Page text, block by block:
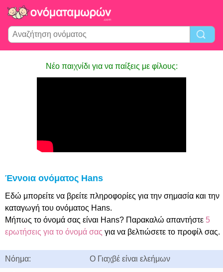
Νέο παιχνίδι για να παίξεις με φίλους:
Έννοια ονόματος Hans
Εδώ μπορείτε να βρείτε πληροφορίες για την σημασία και την
καταγωγή του ονόματος Hans.
Μήπως το όνομά σας είναι Hans? Παρακαλώ απαντήστε 5
ερωτήσεις για το όνομά σας για να βελτιώσετε το προφίλ σας.
Νόημα: Ο Γιαχβέ είναι ελεήμων